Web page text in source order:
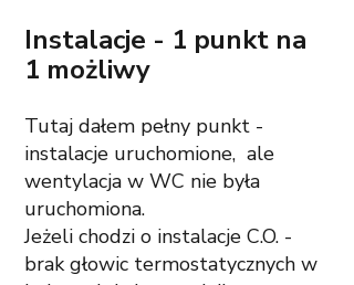
Instalacje - 1 punkt na
1 możliwy
Tutaj dałem pełny punkt -
instalacje uruchomione,  ale
wentylacja w WC nie była
uruchomiona.
Jeżeli chodzi o instalacje C.O. -
brak głowic termostatycznych w